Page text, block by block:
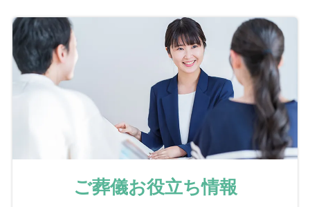
ご葬儀お役立ち情報